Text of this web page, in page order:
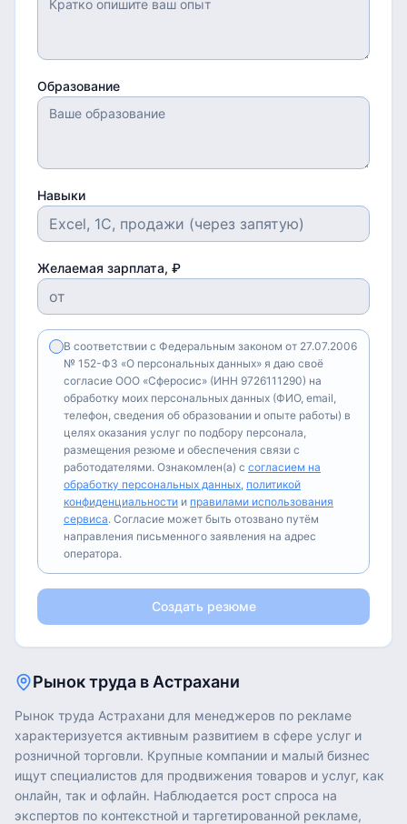
Образование
Навыки
Желаемая зарплата, ₽
В соответствии с Федеральным законом от 27.07.2006
№ 152-ФЗ «О персональных данных» я даю своё
согласие ООО «Сферосис» (ИНН 9726111290) на
обработку моих персональных данных (ФИО, email,
телефон, сведения об образовании и опыте работы) в
целях оказания услуг по подбору персонала,
размещения резюме и обеспечения связи с
работодателями. Ознакомлен(а) с согласием на
обработку персональных данных, политикой
конфиденциальности и правилами использования
сервиса. Согласие может быть отозвано путём
направления письменного заявления на адрес
оператора.
Создать резюме
Рынок труда в Астрахани
Рынок труда Астрахани для менеджеров по рекламе
характеризуется активным развитием в сфере услуг и
розничной торговли. Крупные компании и малый бизнес
ищут специалистов для продвижения товаров и услуг, как
онлайн, так и офлайн. Наблюдается рост спроса на
экспертов по контекстной и таргетированной рекламе,